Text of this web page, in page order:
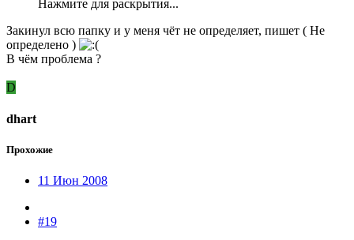
Нажмите для раскрытия...
Закинул всю папку и у меня чёт не определяет, пишет ( Не
определено )
В чём проблема ?
D
dhart
Прохожие
11 Июн 2008
#19